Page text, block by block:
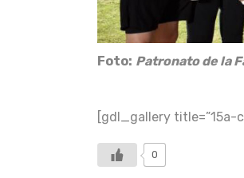
Foto: Patronato de la
[gdl_gallery title=”15a-
0